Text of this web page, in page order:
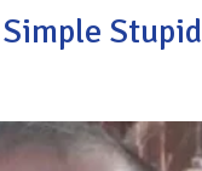
Stupid